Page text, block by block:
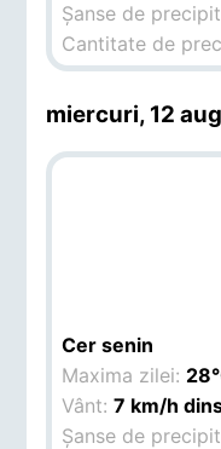
Șanse de
Cantitate de
miercuri, 12
Cer senin
Maxima zilei:
Vânt:7 km/h
Șanse de